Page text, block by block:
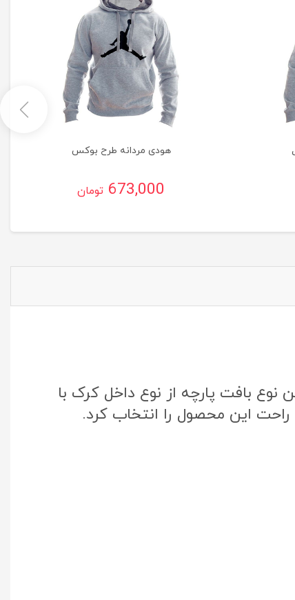
هودی مردانه طرح بوکس
673,000 تومان
بافت پارچه از نوع داخل کرک با
راحت این محصول را انتخاب کرد.